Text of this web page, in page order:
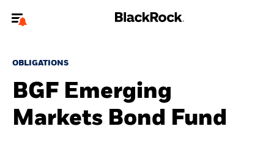
financiers.
jourvotre type d'utilisateur
A propos de BlackRock
OBLIGATIONS
BGF Emerging
Markets Bond Fund